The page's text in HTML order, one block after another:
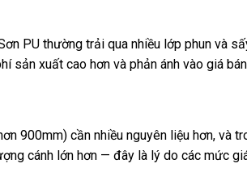
PU thường trải qua nhiều lớp phun và
sản xuất cao hơn và phản ánh vào giá
900mm) cần nhiều nguyên liệu hơn, và
cánh lớn hơn — đây là lý do các mức